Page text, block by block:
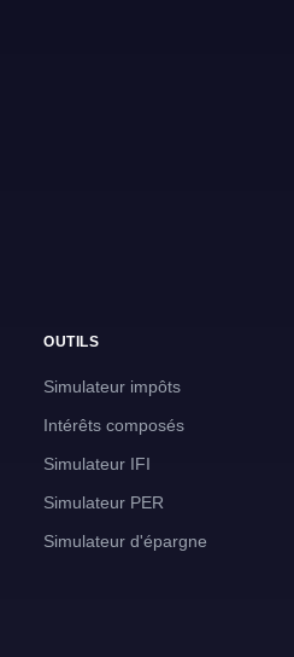
OUTILS
Simulateur impôts
Intérêts composés
Simulateur IFI
Simulateur PER
Simulateur d'épargne